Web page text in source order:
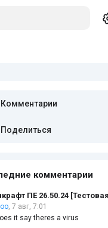
Комментарии
Поделиться
комментарии
, 7 авг, 7:01
it say theres a virus